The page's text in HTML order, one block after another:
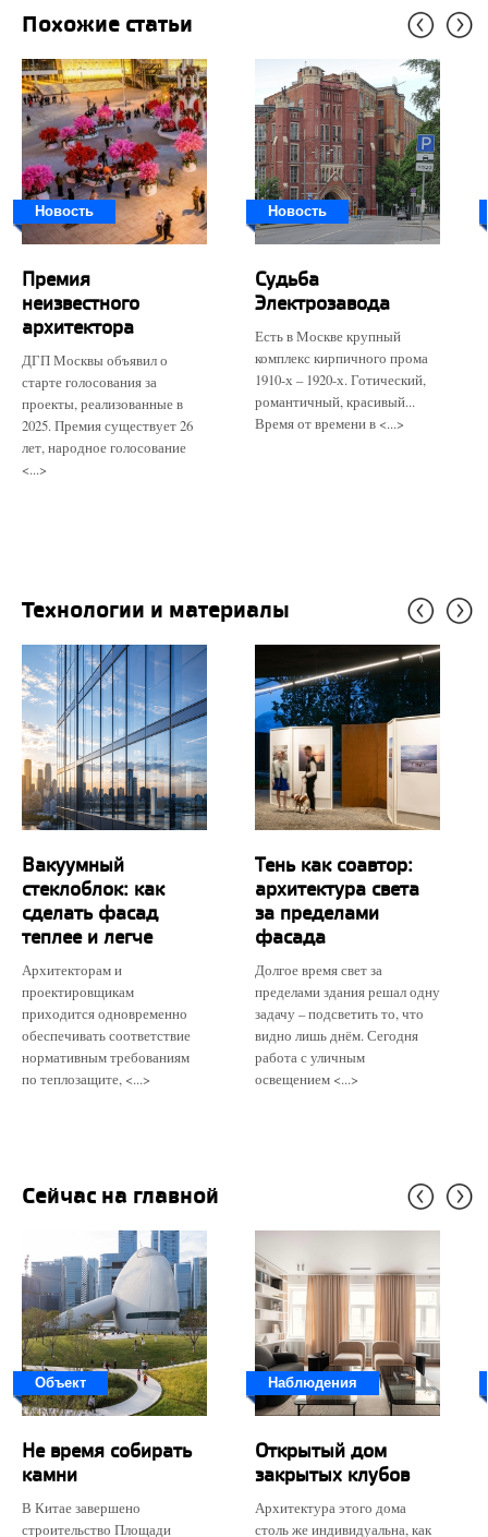
Похожие статьи
Новость
Премия
неизвестного
архитектора
ДГП Москвы объявил о
старте голосования за
проекты, реализованные в
2025. Премия существует 26
лет, народное голосование
<...>
Новость
Судьба
Электрозавода
Есть в Москве крупный
комплекс кирпичного прома
1910-х – 1920-х. Готический,
романтичный, красивый...
Время от времени в <...>
Технологии и материалы
Вакуумный
стеклоблок: как
сделать фасад
теплее и легче
Архитекторам и
проектировщикам
приходится одновременно
обеспечивать соответствие
нормативным требованиям
по теплозащите, <...>
Тень как соавтор:
архитектура света
за пределами
фасада
Долгое время свет за
пределами здания решал одну
задачу – подсветить то, что
видно лишь днём. Сегодня
работа с уличным
освещением <...>
Сейчас на главной
Объект
Не время собирать
камни
В Китае завершено
строительство Площади
Наблюдения
Открытый дом
закрытых клубов
Архитектура этого дома
столь же индивидуальна, как